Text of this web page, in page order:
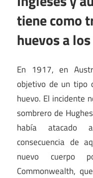
tiene como
huevos a
En 1917, en
objetivo de un tipo
huevo. El incidente
sombrero de
había atacado
consecuencia de
nuevo cuerpo
Commonwealth,